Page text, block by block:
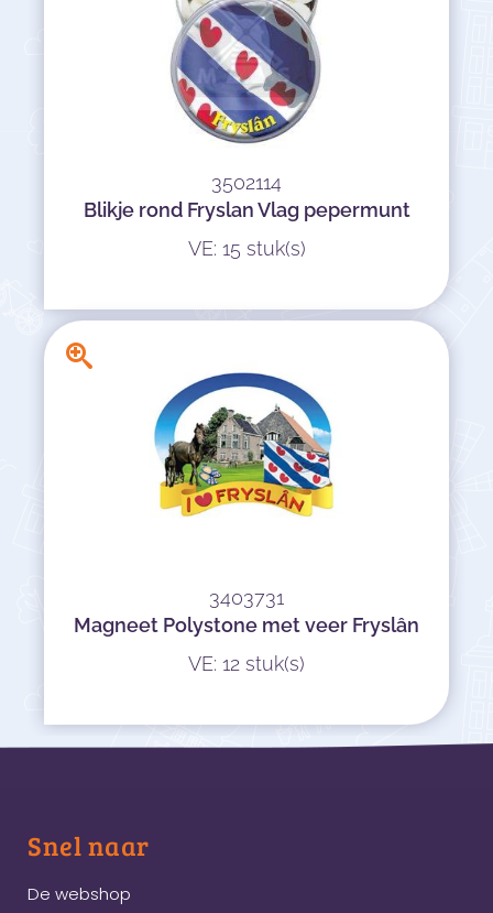
3502114
Blikje rond Fryslan Vlag pepermunt
VE: 15 stuk(s)
3403731
Magneet Polystone met veer Fryslân
VE: 12 stuk(s)
Snel naar
De webshop